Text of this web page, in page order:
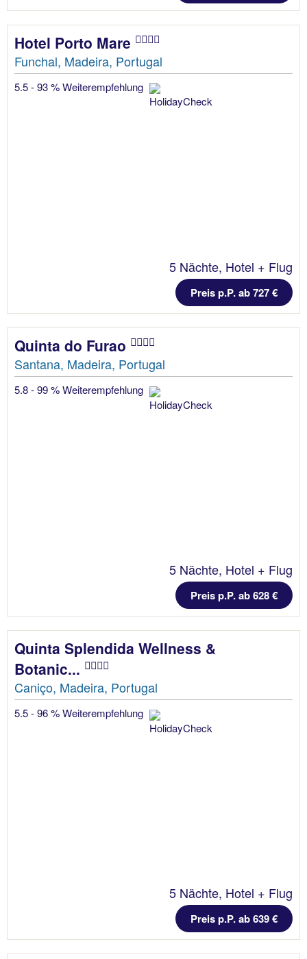
Hotel Porto Mare
Funchal, Madeira, Portugal
5.5 - 93 % Weiterempfehlung
5 Nächte, Hotel + Flug
Preis p.P. ab 727 €
Quinta do Furao
Santana, Madeira, Portugal
5.8 - 99 % Weiterempfehlung
5 Nächte, Hotel + Flug
Preis p.P. ab 628 €
Quinta Splendida Wellness &
Botanic...
Caniço, Madeira, Portugal
5.5 - 96 % Weiterempfehlung
5 Nächte, Hotel + Flug
Preis p.P. ab 639 €